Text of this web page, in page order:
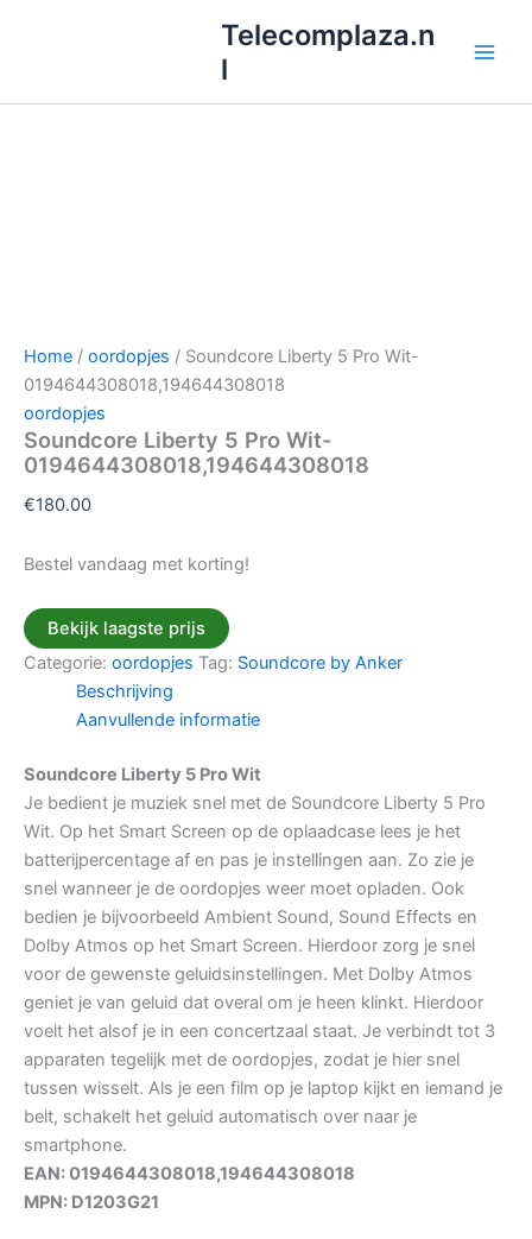
inhoud
Telecomplaza.n
l
Home / oordopjes / Soundcore Liberty 5 Pro Wit-
0194644308018,194644308018
oordopjes
Soundcore Liberty 5 Pro Wit-
0194644308018,194644308018
€180.00
Bestel vandaag met korting!
Bekijk laagste prijs
Categorie: oordopjes Tag: Soundcore by Anker
Beschrijving
Aanvullende informatie
Soundcore Liberty 5 Pro Wit
Je bedient je muziek snel met de Soundcore Liberty 5 Pro
Wit. Op het Smart Screen op de oplaadcase lees je het
batterijpercentage af en pas je instellingen aan. Zo zie je
snel wanneer je de oordopjes weer moet opladen. Ook
bedien je bijvoorbeeld Ambient Sound, Sound Effects en
Dolby Atmos op het Smart Screen. Hierdoor zorg je snel
voor de gewenste geluidsinstellingen. Met Dolby Atmos
geniet je van geluid dat overal om je heen klinkt. Hierdoor
voelt het alsof je in een concertzaal staat. Je verbindt tot 3
apparaten tegelijk met de oordopjes, zodat je hier snel
tussen wisselt. Als je een film op je laptop kijkt en iemand je
belt, schakelt het geluid automatisch over naar je
smartphone.
EAN: 0194644308018,194644308018
MPN: D1203G21